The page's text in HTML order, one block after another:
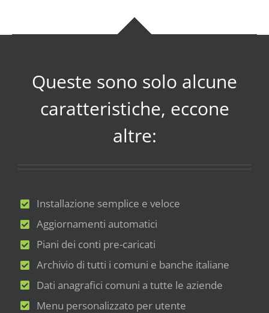
Queste sono solo alcune
caratteristiche, eccone
altre:
Installazione semplice e veloce
Aggiornamenti automatici
Piani dei conti pre-caricati
Archivio di tutti i comuni e banche italiane
Dati anagrafici comuni a tutte le aziende
Menu personalizzato per utente